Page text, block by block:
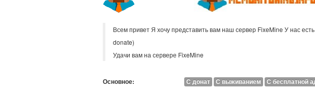
Всем привет Я хочу представить вам наш сервер FixeMine У нас
donate)
Удачи вам на сервере FixeMine
Основное: С донат С выживанием С бесплатной